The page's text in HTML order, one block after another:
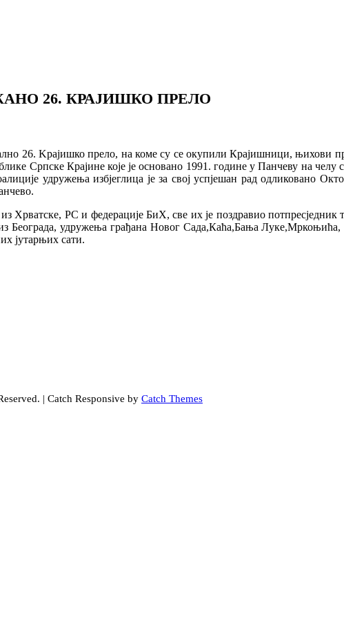
26. КРАЈИШКО ПРЕЛО
26. Kрајишко прело, на коме су се окупили Крајишници, њихови
Српске Крајине које је основано 1991. године у Панчеву на
удружења избјеглица је за свој успјешан рад одликовано
Хрватске, РС и федерације БиХ, све их је поздравио
Београда, удружења грађана Новог Сада,Каћа,Бања Луке,Мркоњића,
јутарњих сати.
| Catch Responsive by Catch Themes